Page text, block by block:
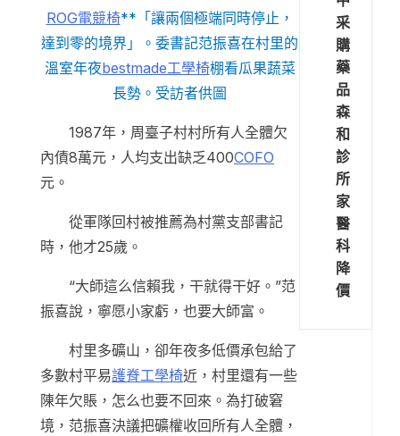
ROG電競椅**「讓兩個極端同時停止，
達到零的境界」。委書記范振喜在村里的
溫室年夜bestmade工學椅棚看瓜果蔬菜
長勢。受訪者供圖
1987年，周臺子村村所有人全體欠
內債8萬元，人均支出缺乏400COFO
元。
從軍隊回村被推薦為村黨支部書記
時，他才25歲。
“大師這么信賴我，干就得干好。”范
振喜說，寧愿小家虧，也要大師富。
村里多礦山，卻年夜多低價承包給了
多數村平易護脊工學椅近，村里還有一些
陳年欠賬，怎么也要不回來。為打破窘
境，范振喜決議把礦權收回所有人全體，
采
購
藥
品
森
和
診
所
家
醫
科
降
價